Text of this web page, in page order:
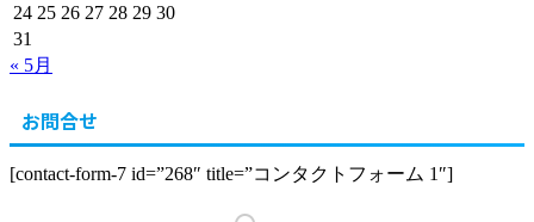
24 25 26 27 28 29 30
31
« 5月
お問合せ
[contact-form-7 id=”268″ title=”コンタクトフォーム 1″]